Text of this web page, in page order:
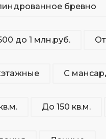
бревно
до 1 млн.руб.
С
До 150 кв.м.